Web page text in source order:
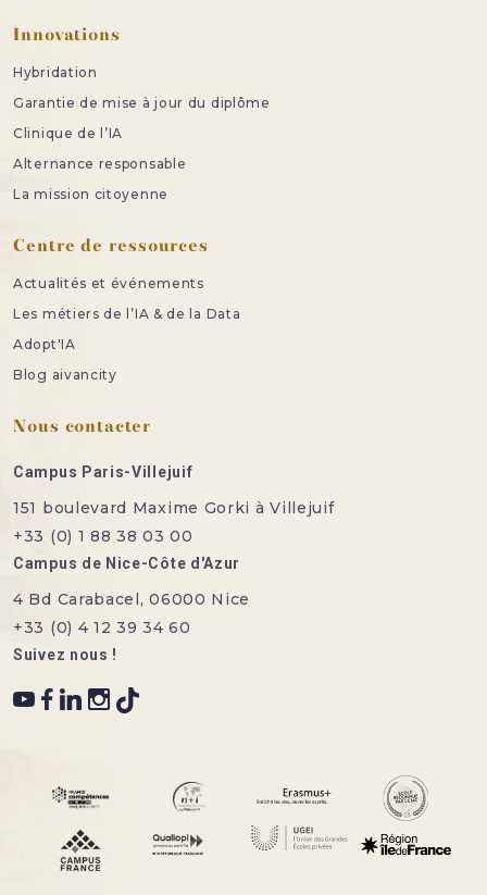
Innovations
Hybridation
Garantie de mise à jour du diplôme
Clinique de l’IA
Alternance responsable
La mission citoyenne
Centre de ressources
Actualités et événements
Les métiers de l’IA & de la Data
Adopt'IA
Blog aivancity
Nous contacter
Campus Paris-Villejuif
151 boulevard Maxime Gorki à Villejuif
+33 (0) 1 88 38 03 00
Campus de Nice-Côte d'Azur
4 Bd Carabacel, 06000 Nice
+33 (0) 4 12 39 34 60
Suivez nous !